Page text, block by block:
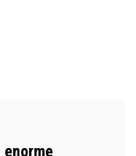
NAAR
2020